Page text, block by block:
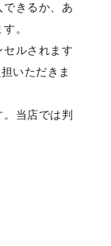
できるか、あ
。
セルされます
いただきま
当店では判